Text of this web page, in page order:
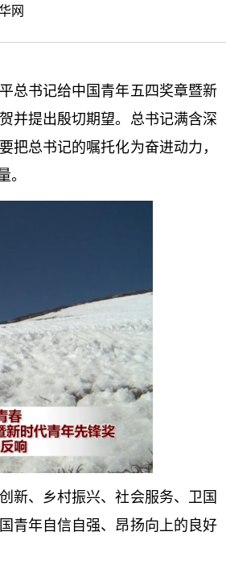
网
总书记给中国青年五四奖章暨新
并提出殷切期望。 总书记满含深
把总书记的嘱托化为奋进动力，
。
新、乡村振兴、社会服务、卫国
青年自信自强、昂扬向上的良好